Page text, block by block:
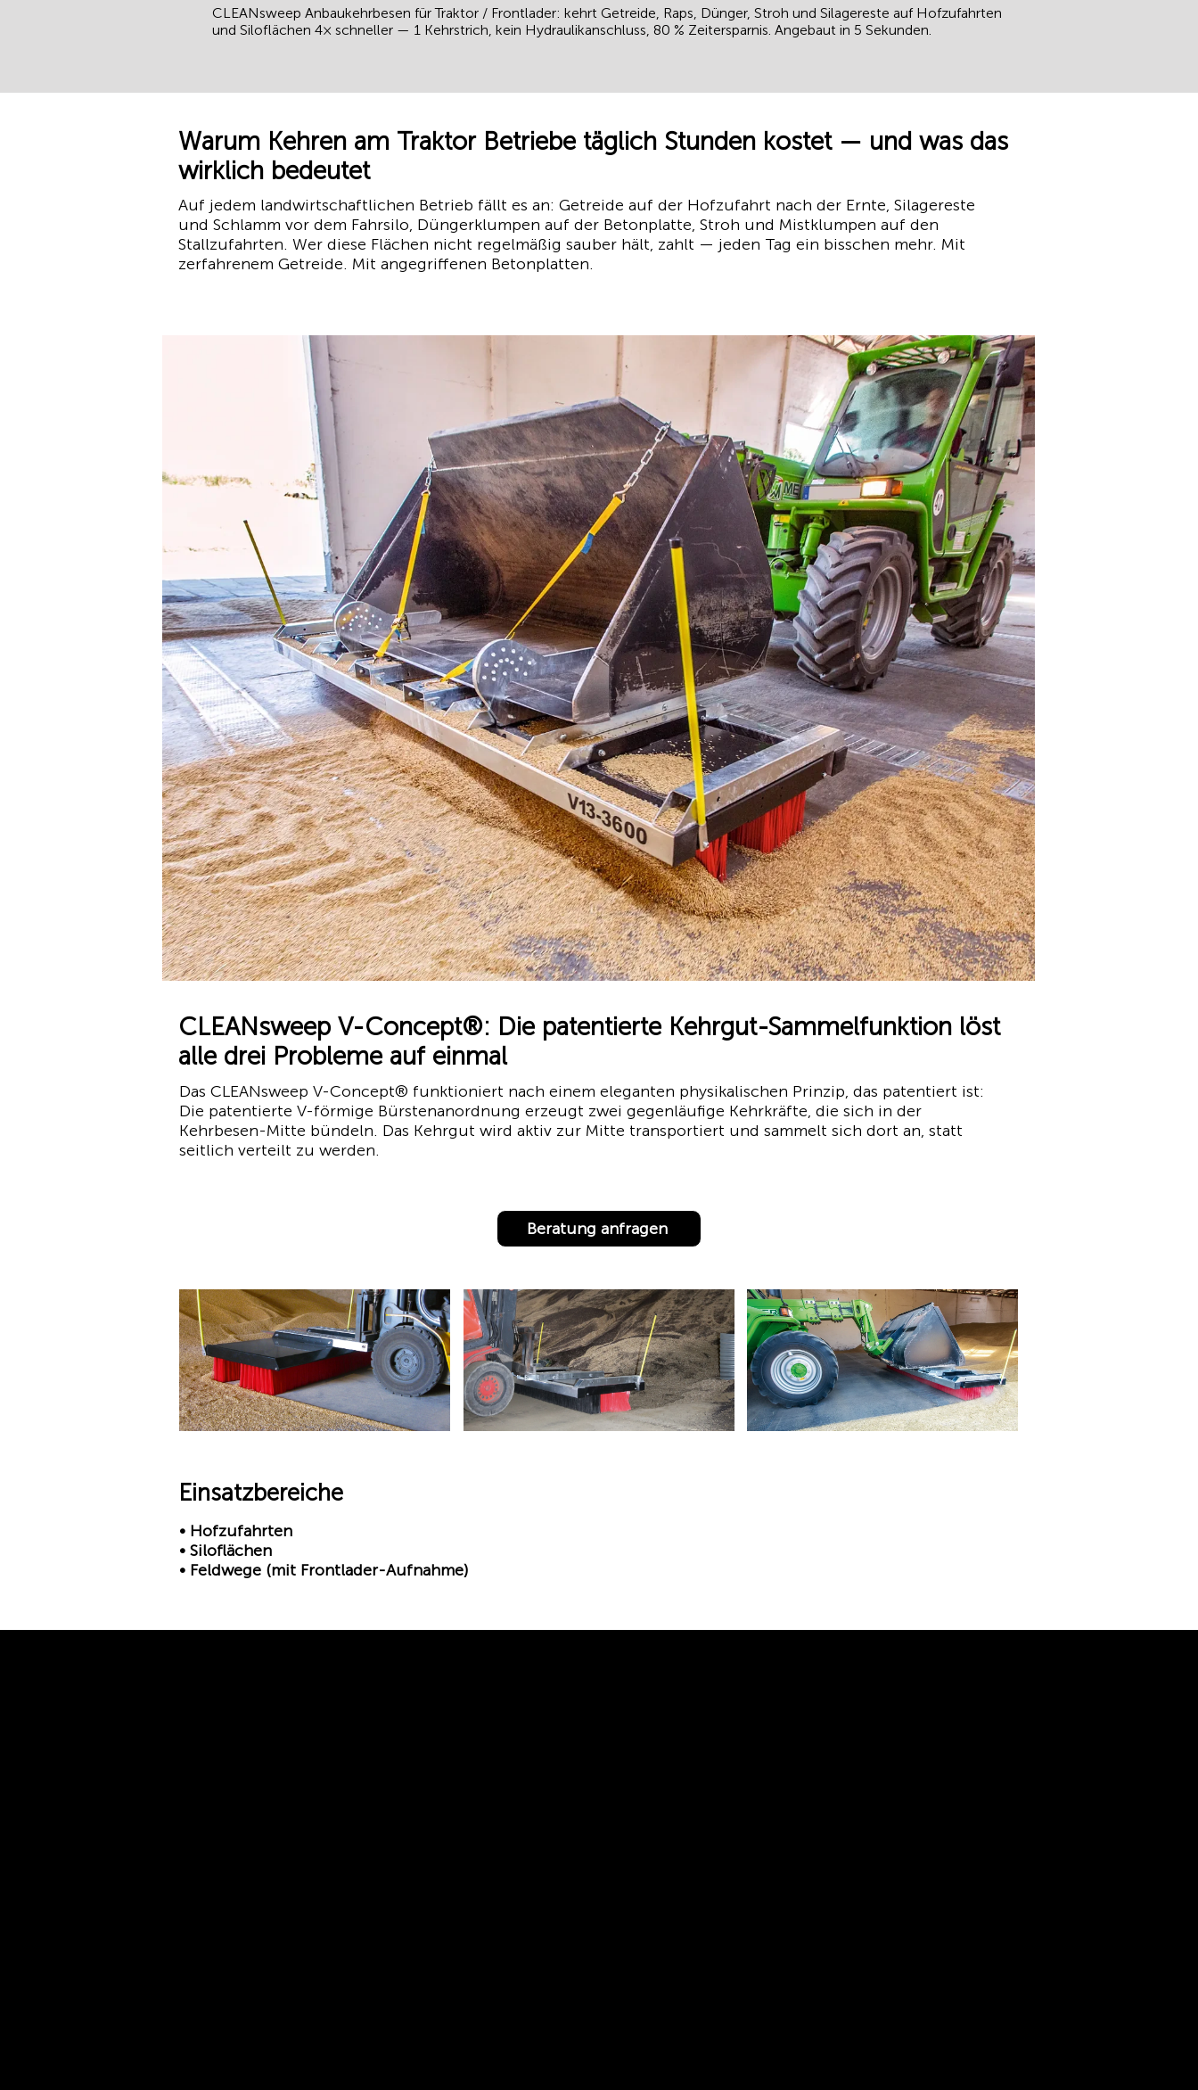
CLEANsweep Anbaukehrbesen für Traktor / Frontlader: kehrt Getreide, Raps, Dünger, Stroh und Silagereste auf Hofzufahrten
und Siloflächen 4× schneller — 1 Kehrstrich, kein Hydraulikanschluss, 80 % Zeitersparnis. Angebaut in 5 Sekunden.
Warum Kehren am Traktor Betriebe täglich Stunden kostet — und was das
wirklich bedeutet
Auf jedem landwirtschaftlichen Betrieb fällt es an: Getreide auf der Hofzufahrt nach der Ernte, Silagereste
und Schlamm vor dem Fahrsilo, Düngerklumpen auf der Betonplatte, Stroh und Mistklumpen auf den
Stallzufahrten. Wer diese Flächen nicht regelmäßig sauber hält, zahlt — jeden Tag ein bisschen mehr. Mit
zerfahrenem Getreide. Mit angegriffenen Betonplatten.
CLEANsweep V-Concept®: Die patentierte Kehrgut-Sammelfunktion löst
alle drei Probleme auf einmal
Das CLEANsweep V-Concept® funktioniert nach einem eleganten physikalischen Prinzip, das patentiert ist:
Die patentierte V-förmige Bürstenanordnung erzeugt zwei gegenläufige Kehrkräfte, die sich in der
Kehrbesen-Mitte bündeln. Das Kehrgut wird aktiv zur Mitte transportiert und sammelt sich dort an, statt
seitlich verteilt zu werden.
Beratung anfragen
Einsatzbereiche
• Hofzufahrten
• Siloflächen
• Feldwege (mit Frontlader-Aufnahme)